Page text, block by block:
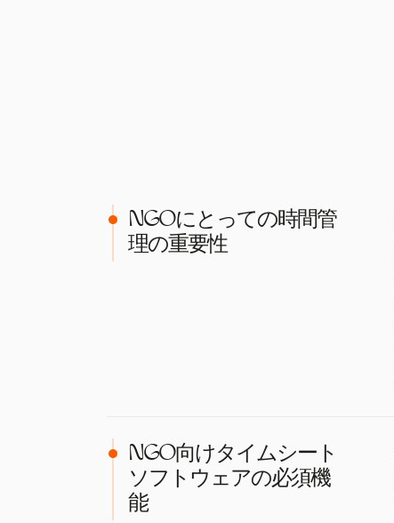
NGOにとっての時間管
理の重要性
NGO向けタイムシート
ソフトウェアの必須機
能